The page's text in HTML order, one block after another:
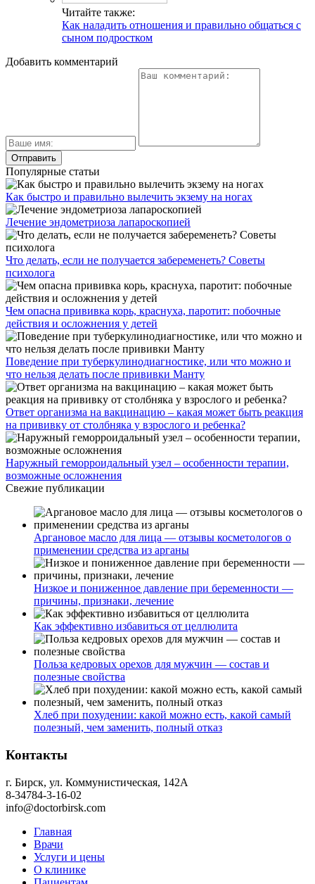
Читайте также:
Как наладить отношения и правильно общаться с
сыном подростком
Добавить комментарий
Популярные статьи
Как быстро и правильно вылечить экзему на ногах
Лечение эндометриоза лапароскопией
Что делать, если не получается забеременеть? Советы
психолога
Чем опасна прививка корь, краснуха, паротит: побочные
действия и осложнения у детей
Поведение при туберкулинодиагностике, или что можно и
что нельзя делать после прививки Манту
Ответ организма на вакцинацию – какая может быть реакция
на прививку от столбняка у взрослого и ребенка?
Наружный геморроидальный узел – особенности терапии,
возможные осложнения
Свежие публикации
Аргановое масло для лица — отзывы косметологов о
применении средства из арганы
Низкое и пониженное давление при беременности —
причины, признаки, лечение
Как эффективно избавиться от целлюлита
Польза кедровых орехов для мужчин — состав и
полезные свойства
Хлеб при похудении: какой можно есть, какой самый
полезный, чем заменить, полный отказ
Контакты
г. Бирск, ул. Коммунистическая, 142А
8-34784-3-16-02
info@doctorbirsk.com
Главная
Врачи
Услуги и цены
О клинике